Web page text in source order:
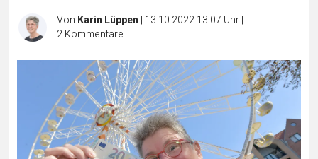
Von Karin Lüppen | 13.10.2022 13:07 Uhr|
2Kommentare